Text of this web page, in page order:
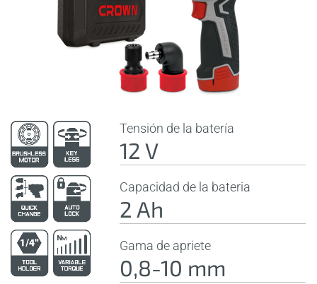
Tensión de la batería
12 V
Capacidad de la bateria
2 Ah
Gama de apriete
0,8-10 mm